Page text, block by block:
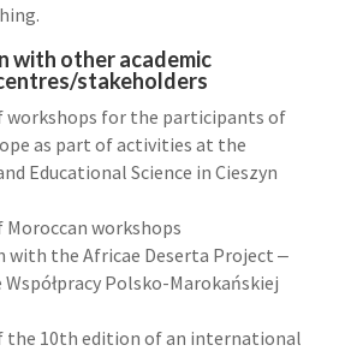
with other academic
stakeholders
workshops for the participants of
as part of activities at the
Educational Science in Cieszyn
workshops
the Africae Deserta Project ‒
Polsko-Marokańskiej
the 10th edition of an international